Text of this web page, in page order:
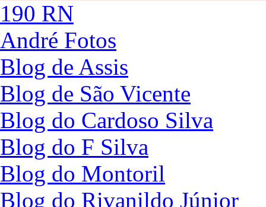
190 RN
André Fotos
Blog de Assis
Blog de São Vicente
Blog do Cardoso Silva
Blog do F Silva
Blog do Montoril
Blog do Rivanildo Júnior